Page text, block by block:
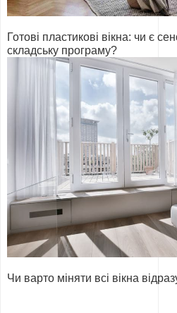
Готові пластикові вікна: чи є
складську програму?
Чи варто міняти всі вікна